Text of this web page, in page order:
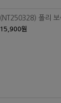
(NT250328) 폴리 보
15,900원